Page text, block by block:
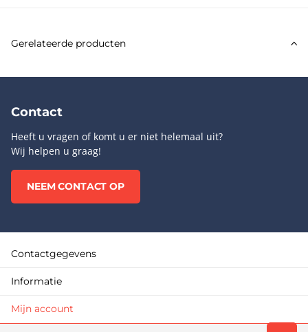
Gerelateerde producten
Contact
Heeft u vragen of komt u er niet helemaal uit?
Wij helpen u graag!
NEEM CONTACT OP
Contactgegevens
Informatie
Mijn account